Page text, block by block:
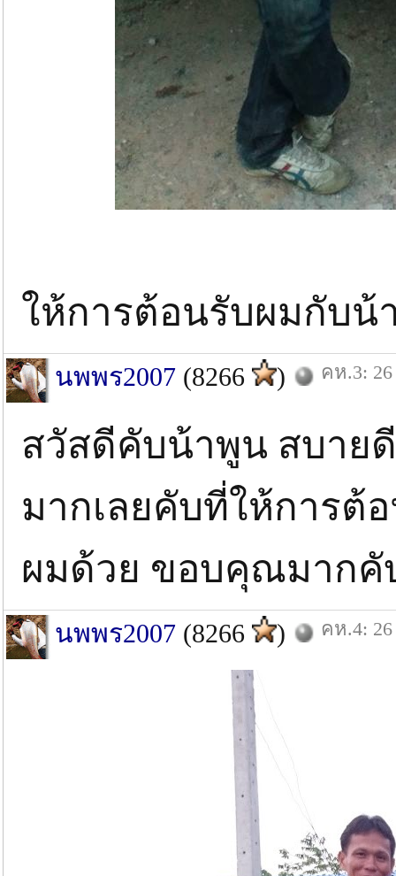
ให้การต้อนรับผมกับน้
นพพร2007 (8266 ) คห.3:
สวัสดีคับน้าพูน สบา
มากเลยคับที่ให้การต้
ผมด้วย ขอบคุณมากคั
นพพร2007 (8266 ) คห.4: